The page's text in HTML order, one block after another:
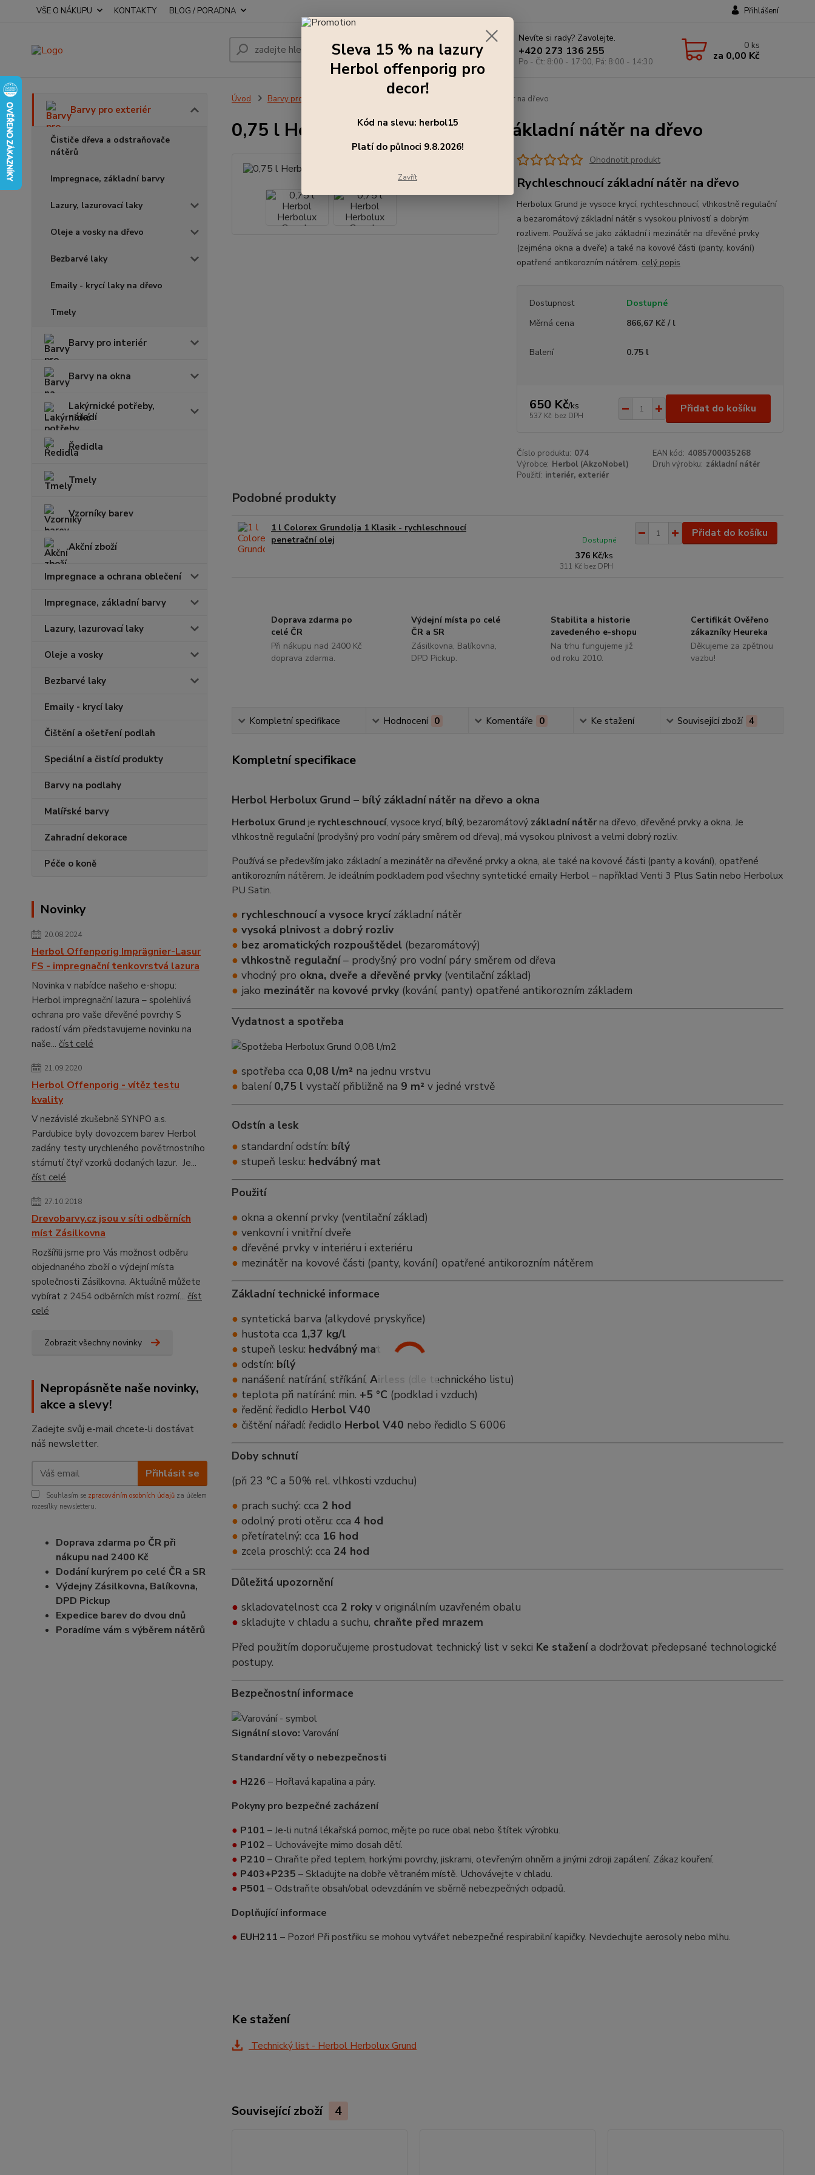
VŠE O NÁKUPU KONTAKTY BLOG / PORADNA Přihlášení
Hledat
Nevíte si rady? Zavolejte.
+420 273 136 255
Po - Čt: 8:00 - 17:00, Pá: 8:00 - 14:30
0 ks
za 0,00 Kč
Barvy pro exteriér
Čističe dřeva a odstraňovače
nátěrů
Impregnace, základní barvy
Lazury, lazurovací laky
Oleje a vosky na dřevo
Bezbarvé laky
Emaily - krycí laky na dřevo
Tmely
Barvy pro interiér
Barvy na okna
Lakýrnické potřeby,
nářadí
Ředidla
Tmely
Vzorníky barev
Akční zboží
Impregnace a ochrana oblečení
Impregnace, základní barvy
Lazury, lazurovací laky
Oleje a vosky
Bezbarvé laky
Emaily - krycí laky
Čištění a ošetření podlah
Speciální a čistící produkty
Barvy na podlahy
Malířské barvy
Zahradní dekorace
Péče o koně
Novinky
20.08.2024
Herbol Offenporig Imprägnier-Lasur
FS - impregnační tenkovrstvá lazura
Novinka v nabídce našeho e-shopu:
Herbol impregnační lazura – spolehlivá
ochrana pro vaše dřevěné povrchy S
radostí vám představujeme novinku na
naše... číst celé
21.09.2020
Herbol Offenporig - vítěz testu
kvality
V nezávislé zkušebně SYNPO a.s.
Pardubice byly dovozcem barev Herbol
zadány testy urychleného povětrnostního
stárnutí čtyř vzorků dodaných lazur. Je...
číst celé
27.10.2018
Drevobarvy.cz jsou v síti odběrních
míst Zásilkovna
Rozšířili jsme pro Vás možnost odběru
objednaného zboží o výdejní místa
společnosti Zásilkovna. Aktuálně můžete
vybírat z 2454 odběrních míst rozmí... číst
celé
Zobrazit všechny novinky
Nepropásněte naše novinky,
akce a slevy!
Zadejte svůj e-mail chcete-li dostávat
náš newsletter.
Přihlásit se
Souhlasím se zpracováním osobních údajů za účelem
rozesílky newsletteru.
Doprava zdarma po ČR při
nákupu nad 2400 Kč
Dodání kurýrem po celé ČR a SR
Výdejny Zásilkovna, Balíkovna,
DPD Pickup
Expedice barev do dvou dnů
Poradíme vám s výběrem nátěrů
Úvod Barvy pro exteriér 0,75 l Herbol Herbolux Grund - základní nátěr na dřevo
0,75 l Herbol Herbolux Grund - základní nátěr na dřevo
Ohodnotit produkt
Rychleschnoucí základní nátěr na dřevo
Herbolux Grund je vysoce krycí, rychleschnoucí, vlhkostně regulační
a bezaromátový základní nátěr s vysokou plnivostí a dobrým
rozlivem. Používá se jako základní i mezinátěr na dřevěné prvky
(zejména okna a dveře) a také na kovové části (panty, kování)
opatřené antikorozním nátěrem. celý popis
Dostupnost
Dostupné
Měrná cena
866,67 Kč / l
Balení 0.75 l
650 Kč/ks
537 Kč bez DPH
Přidat do košíku
Číslo produktu: 074 EAN kód: 4085700035268
Výrobce: Herbol (AkzoNobel) Druh výrobku: základní nátěr
Použití: interiér, exteriér
Podobné produkty
1 l Colorex Grundolja 1 Klasik - rychleschnoucí
penetrační olej
376 Kč/ks
311 Kč bez DPH
Dostupné
Přidat do košíku
Doprava zdarma po
celé ČR
Při nákupu nad 2400 Kč
doprava zdarma.
Výdejní místa po celé
ČR a SR
Zásilkovna, Balíkovna,
DPD Pickup.
Stabilita a historie
zavedeného e-shopu
Na trhu fungujeme již
od roku 2010.
Certifikát Ověřeno
zákazníky Heureka
Děkujeme za zpětnou
vazbu!
Kompletní specifikace Hodnocení 0 Komentáře 0 Ke stažení Související zboží 4
Kompletní specifikace
Herbol Herbolux Grund – bílý základní nátěr na dřevo a okna
Herbolux Grund je rychleschnoucí, vysoce krycí, bílý, bezaromátový základní nátěrna dřevo, dřevěné prvky a okna. Je
vlhkostně regulační (prodyšný pro vodní páry směrem od dřeva), má vysokou plnivost a velmi dobrý rozliv.
Používá se především jako základní a mezinátěr na dřevěné prvky a okna, ale také na kovové části (panty a kování), opatřené
antikorozním nátěrem. Je ideálním podkladem pod všechny syntetické emaily Herbol – například Venti 3 Plus Satin nebo Herbolux
PU Satin.
● rychleschnoucí a vysoce krycízákladní nátěr
● vysoká plnivost a dobrý rozliv
● bez aromatických rozpouštědel(bezaromátový)
● vlhkostně regulační– prodyšný pro vodní páry směrem od dřeva
● vhodný pro okna, dveře a dřevěné prvky(ventilační základ)
● jako mezinátěrna kovové prvky(kování, panty) opatřené antikorozním základem
Vydatnost a spotřeba
● spotřeba cca 0,08 l/m²na jednu vrstvu
● balení 0,75 lvystačí přibližně na 9 m²v jedné vrstvě
Odstín a lesk
● standardní odstín: bílý
● stupeň lesku: hedvábný mat
Použití
● okna a okenní prvky (ventilační základ)
● venkovní i vnitřní dveře
● dřevěné prvky v interiéru i exteriéru
● mezinátěr na kovové části (panty, kování) opatřené antikorozním nátěrem
Základní technické informace
● syntetická barva (alkydové pryskyřice)
● hustota cca 1,37 kg/l
● stupeň lesku: hedvábný mat
● odstín: bílý
● nanášení: natírání, stříkání, Airless
(dle technického listu)
● teplota při natírání: min. +5 °C (podklad i vzduch)
● ředění: ředidlo Herbol V40
● čištění nářadí: ředidlo Herbol V40 nebo ředidlo S 6006
Doby schnutí
(při 23 °C a 50% rel. vlhkosti vzduchu)
● prach suchý: cca 2 hod
● odolný proti otěru: cca 4 hod
● přetíratelný: cca 16 hod
● zcela proschlý: cca 24 hod
Důležitá upozornění
● skladovatelnost cca 2 rokyv originálním uzavřeném obalu
● skladujte v chladu a suchu, chraňte před mrazem
Před použitím doporučujeme prostudovat technický list v sekci Ke staženía dodržovat předepsané technologické
postupy.
Bezpečnostní informace
Signální slovo: Varování
Standardní věty o nebezpečnosti
● H226 – Hořlavá kapalina a páry.
Pokyny pro bezpečné zacházení
● P101 – Je-li nutná lékařská pomoc, mějte po ruce obal nebo štítek výrobku.
● P102 – Uchovávejte mimo dosah dětí.
● P210 – Chraňte před teplem, horkými povrchy, jiskrami, otevřeným ohněm a jinými zdroji zapálení. Zákaz kouření.
● P403+P235 – Skladujte na dobře větraném místě. Uchovávejte v chladu.
● P501 – Odstraňte obsah/obal odevzdáním ve sběrně nebezpečných odpadů.
Doplňující informace
● EUH211 – Pozor! Při postřiku se mohou vytvářet nebezpečné respirabilní kapičky. Nevdechujte aerosoly nebo mlhu.
Ke stažení
Technický list - Herbol Herbolux Grund
Související zboží 4
Sleva 15 % na lazury
Herbol offenporig pro
decor!
Kód na slevu: herbol15
Platí do půlnoci 9.8.2026!
Zavřít